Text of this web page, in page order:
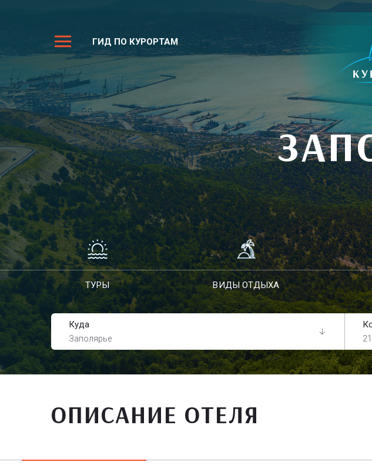
ГИД ПО КУРОРТАМ
ТУРЫ ВИДЫ ОТДЫХА
Куда
Заполярье
ОПИСАНИЕ ОТЕЛЯ